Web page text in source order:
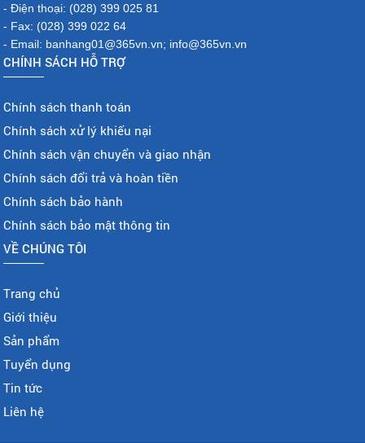
- Điện thoại: (028) 399 025 81
- Fax: (028) 399 022 64
- Email: banhang01@365vn.vn; info@365vn.vn
CHÍNH SÁCH HỖ TRỢ
Chính sách thanh toán
Chính sách xử lý khiếu nại
Chính sách vận chuyển và giao nhận
Chính sách đổi trả và hoàn tiền
Chính sách bảo hành
Chính sách bảo mật thông tin
VỀ CHÚNG TÔI
Trang chủ
Giới thiệu
Sản phẩm
Tuyển dụng
Tin tức
Liên hệ